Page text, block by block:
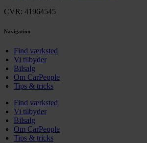
CVR: 41964545
Navigation
Find værksted
Vi tilbyder
Bilsalg
Om CarPeople
Tips & tricks
Find værksted
Vi tilbyder
Bilsalg
Om CarPeople
Tips & tricks